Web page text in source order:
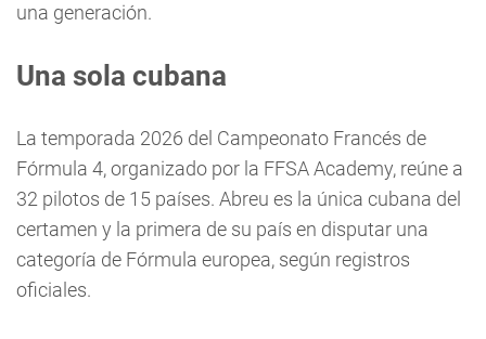
una generación.
Una sola cubana
La temporada 2026 del Campeonato Francés de
Fórmula 4, organizado por la FFSA Academy, reúne a
32 pilotos de 15 países. Abreu es la única cubana del
certamen y la primera de su país en disputar una
categoría de Fórmula europea, según registros
oficiales.